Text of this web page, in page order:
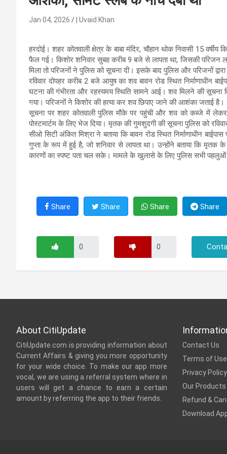
Jan 04, 2026 | Uvaid Khan
हरदोई। शहर कोतवाली क्षेत्र के बाबा मंदिर, चौहान थोक निवासी 15
फैल गई। किशोर शनिवार सुबह करीब 9 बजे से लापता था, जिसकी परिजन
मिला तो परिजनों ने पुलिस को सूचना दी। इसके बाद पुलिस और परिजनों
रविवार दोपहर करीब 2 बजे आयुष का शव बावन रोड स्थित निर्माणाधीन
घटना की गंभीरता और रहस्यमय स्थिति सामने आई। शव मिलने की सूचना
गया। परिजनों ने किशोर की हत्या कर शव छिपाए जाने की आशंका जताई है।
सूचना पर शहर कोतवाली पुलिस मौके पर पहुंची और शव को कब्जे में
पोस्टमार्टम के लिए भेज दिया। मृतक की गुमशुदगी की सूचना पुलिस को
सीओ सिटी अंकित मिश्रा ने बताया कि बावन रोड स्थित निर्माणाधीन
गुप्ता के रूप में हुई है, जो शनिवार से लापता था। उन्होंने बताया कि मृतक के
कारणों का स्पष्ट पता चल सके। मामले के खुलासे के लिए पुलिस सभी पहलुओं
Share Share Share Share
About CitiUpdate
CitiUpdate.com is providing information about
Current Affairs & giving you more opportunity
for your wide choice. To make our app more
vocal, we are using a referral system where in
users will get a chance to earn a certain
amount by referrring the app to their friends.
Contact Us
Terms of Use
Privacy Policy
Our Products
Refund &
Download